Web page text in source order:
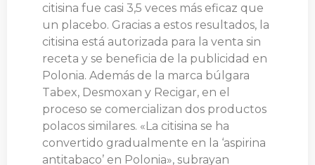
citisina fue casi 3,5 veces más eficaz que
un placebo. Gracias a estos resultados, la
citisina está autorizada para la venta sin
receta y se beneficia de la publicidad en
Polonia. Además de la marca búlgara
Tabex, Desmoxan y Recigar, en el
proceso se comercializan dos productos
polacos similares. «La citisina se ha
convertido gradualmente en la ‘aspirina
antitabaco’ en Polonia», subrayan